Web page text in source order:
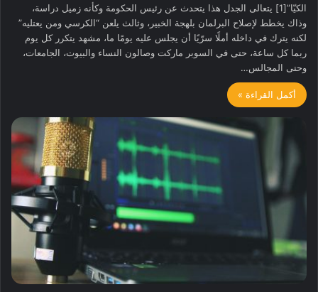
الكيّا”[1] يتعالى الجدل هذا يتحدث عن رئيس الحكومة وكأنه زميل دراسة،
وذاك يخطط لإصلاح البرلمان بلهجة الخبير، وثالث يلعن “الكرسي ومن يعتليه”
لكنه يترك في داخله أملًا سرّيًا أن يجلس عليه يومًا ما، مشهد يتكرر كل يوم
ربما كل ساعة، حتى في السوبر ماركت وصالون النساء والبيوت، الجامعات،
وحتى المجالس…
أكمل القراءة »